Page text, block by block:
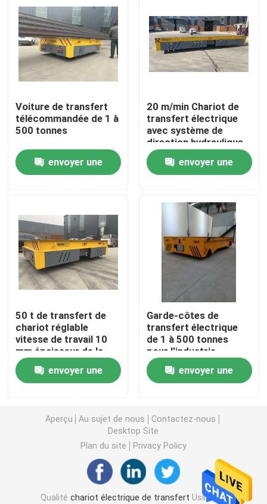
Au sujet de nous
Visite d'usine
Contrôle de qualité
Contactez-nous
Demandez une citation
Chariot de transfert d'AGV
Chariot de transfert de rail
Seau de grippage
Grue de levage de yacht
Conteneur Crane Spreader
Grue anti-déflagrante
Auvent de structure en acier
Voiture de transfert
télécommandée de 1 à
500 tonnes
envoyer une
20 m/min Chariot de
transfert électrique
avec système de
direction hydraulique
envoyer une
50 t de transfert de
chariot réglable
vitesse de travail 10
mm épaisseur de la
plaque
envoyer une
Garde-côtes de
transfert électrique
de 1 à 500 tonnes
pour l'industrie
envoyer une
Aperçu Au sujet de nous
Contactez-nous
Desktop Site
Plan du site
Privacy Policy
Qualitéchariot électrique de transfert Usine De